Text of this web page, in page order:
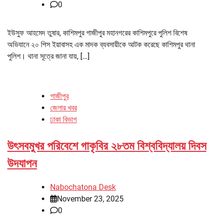
0
ইউসুফ আহমেদ তুষার, কাশিমপুর গাজীপুর মহানগরের কাশিমপুরে পুলিশ বিশেষ
অভিযানে ২০ পিস ইয়াবাসহ এক মাদক ব্যবসায়ীকে আটক করেছে কাশিমপুর থানা
পুলিশ। থানা সূত্রে জানা যায়, […]
গাজীপুর
জেলার খবর
ঢাকা বিভাগ
উৎসবমুখর পরিবেশে গাকৃবির ২৮তম বিশ্ববিদ্যালয় দিবস
উদযাপন
Nabochatona Desk
November 23, 2025
0